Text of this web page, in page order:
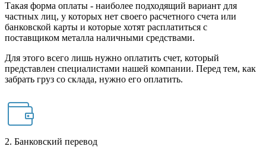
Такая форма оплаты - наиболее подходящий вариант для
частных лиц, у которых нет своего расчетного счета или
банковской карты и которые хотят расплатиться с
поставщиком металла наличными средствами.
Для этого всего лишь нужно оплатить счет, который
представлен специалистами нашей компании. Перед тем, как
забрать груз со склада, нужно его оплатить.
2. Банковский перевод